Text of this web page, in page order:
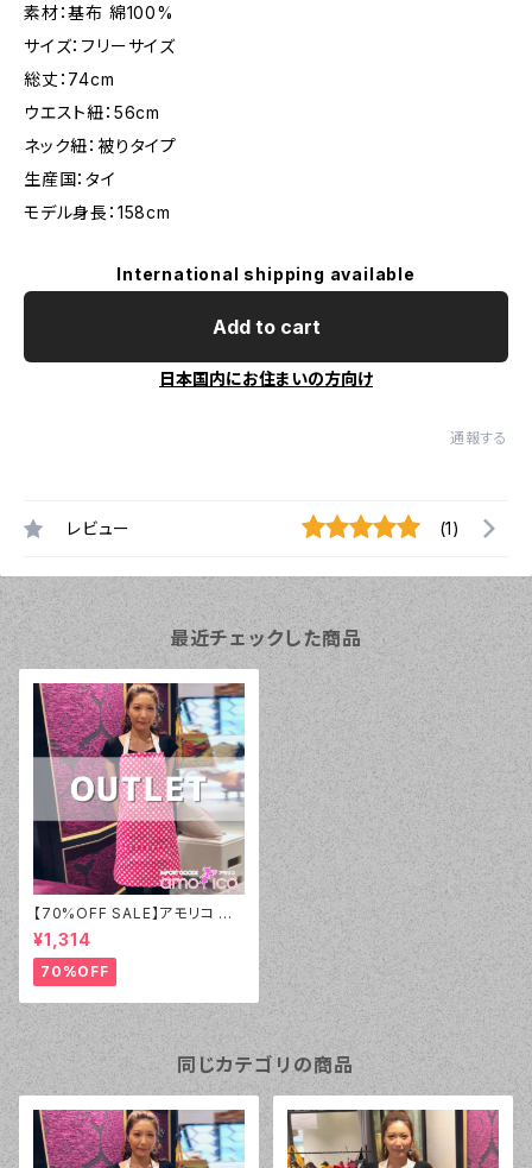
素材：基布 綿100%
サイズ：フリーサイズ
総丈：74cm
ウエスト紐：56cm
ネック紐：被りタイプ
生産国：タイ
モデル身長：158cm
International shipping available
Add to cart
日本国内にお住まいの方向け
通報する
レビュー (1)
最近チェックした商品
【70%OFF SALE】アモリコ オ
リジナル（amorico original）P
VC ピンクホワイトドット（小） エ
プロン【アウトレット⑰
¥1,314
70%OFF
同じカテゴリの商品